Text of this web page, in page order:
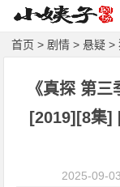
首页 > 剧情 >悬疑 >
《真探 第
[2019][8集]
2025-09-03